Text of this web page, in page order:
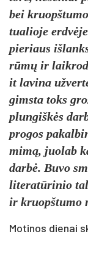
bei
tua­lio­je
pie­riaus
rūmų ir
it la­vi­na
gims­ta toks
plun­giškės
pro­gos
mimą, juo­lab
darbė. Bu­vo
li­te­ratū­ri­nio
ir kruopš­tu­mo
Motinos dienai